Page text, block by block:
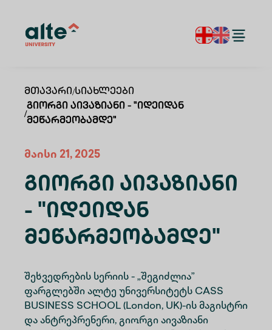
Მთავარი/Სიახლეები
/
Გიორგი Აივაზიანი - "იდეიდან
Მეწარმეობამდე"
მაისი 21, 2025
Გიორგი Აივაზიანი
- "იდეიდან
Მეწარმეობამდე"
შეხვედრების სერიის - „შეგიძლია”
ფარგლებში ალტე უნივერსიტეტს CASS
BUSINESS SCHOOL (London, UK)-ის მაგისტრი
და ანტრეპრენერი, გიორგი აივაზიანი